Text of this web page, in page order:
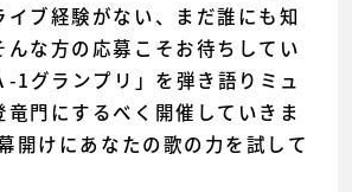
イブ経験がない、まだ誰にも知
んな方の応募こそお待ちしてい
-1グランプリ」を弾き語りミュ
竜門にするべく開催していきま
開けにあなたの歌の力を試して